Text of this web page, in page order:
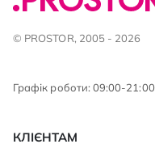
© PROSTOR, 2005 - 2026
Графік роботи: 09:00-21:00
КЛІЄНТАМ